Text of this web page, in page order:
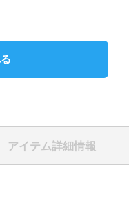
アイテム詳細情報